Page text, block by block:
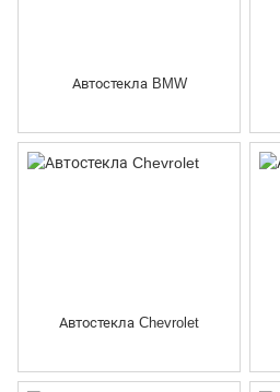
Автостекла BMW
Автостекла Chevrolet